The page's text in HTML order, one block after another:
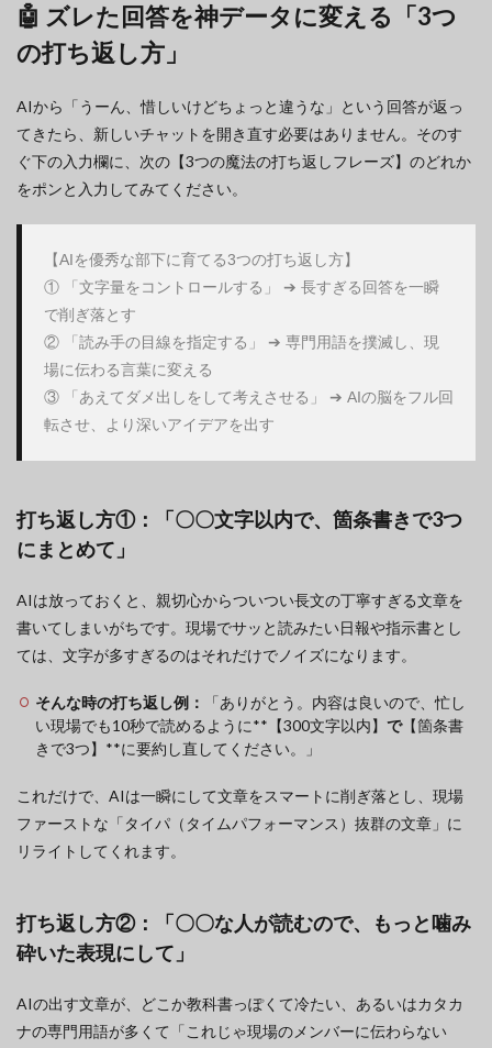
🤖 ズレた回答を神データに変える「3つ
の打ち返し方」
AIから「うーん、惜しいけどちょっと違うな」という回答が返っ
てきたら、新しいチャットを開き直す必要はありません。そのす
ぐ下の入力欄に、次の【3つの魔法の打ち返しフレーズ】のどれか
をポンと入力してみてください。
【AIを優秀な部下に育てる3つの打ち返し方】
① 「文字量をコントロールする」 ➔ 長すぎる回答を一瞬
で削ぎ落とす
② 「読み手の目線を指定する」 ➔ 専門用語を撲滅し、現
場に伝わる言葉に変える
③ 「あえてダメ出しをして考えさせる」 ➔ AIの脳をフル回
打ち返し方①：「〇〇文字以内で、箇条書きで3つ
にまとめて」
AIは放っておくと、親切心からついつい長文の丁寧すぎる文章を
書いてしまいがちです。現場でサッと読みたい日報や指示書とし
ては、文字が多すぎるのはそれだけでノイズになります。
そんな時の打ち返し例：
「ありがとう。内容は良いので、忙し
い現場でも10秒で読めるように**【300文字以内】 で【箇条書
きで3つ】**に要約し直してください。」
これだけで、AIは一瞬にして文章をスマートに削ぎ落とし、現場
ファーストな「タイパ（タイムパフォーマンス）抜群の文章」に
リライトしてくれます。
打ち返し方②：「〇〇な人が読むので、もっと噛み
砕いた表現にして」
AIの出す文章が、どこか教科書っぽくて冷たい、あるいはカタカ
ナの専門用語が多くて「これじゃ現場のメンバーに伝わらない